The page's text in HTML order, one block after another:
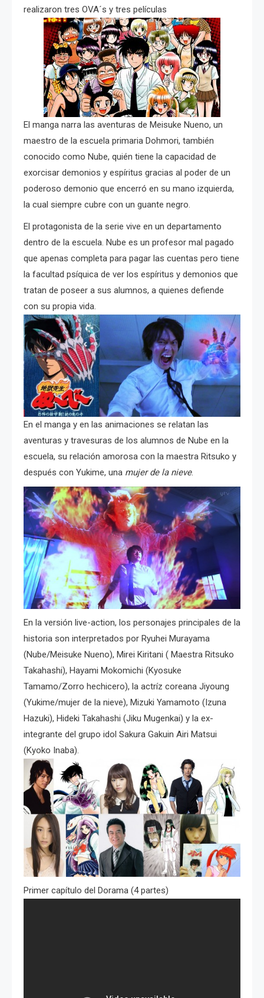
realizaron tres OVA´s y tres películas
El manga narra las aventuras de Meisuke Nueno, un
maestro de la escuela primaria Dohmori, también
conocido como Nube, quién tiene la capacidad de
exorcisar demonios y espíritus gracias al poder de un
poderoso demonio que encerró en su mano izquierda,
la cual siempre cubre con un guante negro.
El protagonista de la serie vive en un departamento
dentro de la escuela. Nube es un profesor mal pagado
que apenas completa para pagar las cuentas pero tiene
la facultad psíquica de ver los espíritus y demonios que
tratan de poseer a sus alumnos, a quienes defiende
con su propia vida.
En el manga y en las animaciones se relatan las
aventuras y travesuras de los alumnos de Nube en la
escuela, su relación amorosa con la maestra Ritsuko y
después con Yukime, una mujer de la nieve.
En la versión live-action, los personajes principales de la
historia son interpretados por Ryuhei Murayama
(Nube/Meisuke Nueno), Mirei Kiritani ( Maestra Ritsuko
Takahashi), Hayami Mokomichi (Kyosuke
Tamamo/Zorro hechicero), la actríz coreana Jiyoung
(Yukime/mujer de la nieve), Mizuki Yamamoto (Izuna
Hazuki), Hideki Takahashi (Jiku Mugenkai) y la ex-
integrante del grupo idol Sakura Gakuin Airi Matsui
(Kyoko Inaba).
Primer capítulo del Dorama (4 partes)